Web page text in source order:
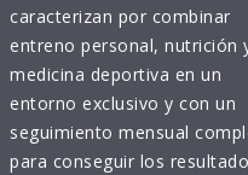
caracterizan por combinar
entreno personal, nutrición
medicina deportiva en un
entorno exclusivo y con un
seguimiento mensual
para conseguir los